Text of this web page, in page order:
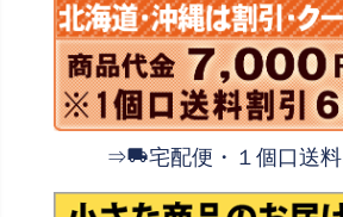
⇒ 宅配便・１個口送